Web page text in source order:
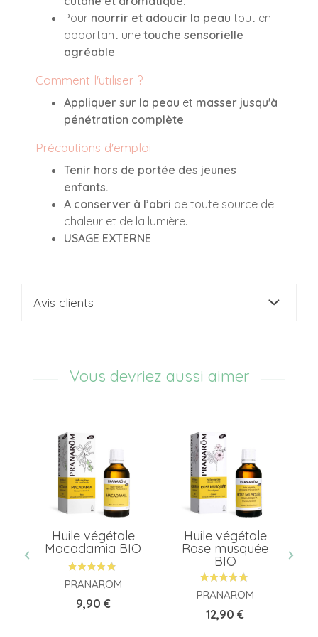
Pour nourrir et adoucir la peau tout en
apportant une touche sensorielle
agréable.
Comment l'utiliser ?
Appliquer sur la peau et masser jusqu'à
pénétration complète
Précautions d'emploi
Tenir hors de portée des jeunes
enfants.
A conserver à l’abri de toute source de
chaleur et de la lumière.
USAGE EXTERNE
Avis clients
Vous devriez aussi aimer
Huile végétale
Macadamia BIO
PRANAROM
Prix
9,90 €
Huile végétale
Rose musquée
BIO
PRANAROM
Prix
12,90 €